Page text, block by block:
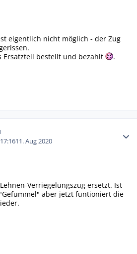
eigentlich nicht möglich - der Zug
Ersatzteil bestellt und bezahlt
.
11. Aug 2020
Verriegelungszug ersetzt. Ist
aber jetzt funtioniert die